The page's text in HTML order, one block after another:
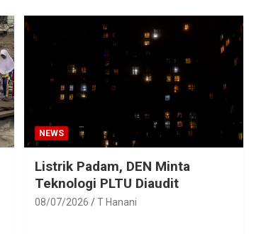
NEWS
Listrik Padam, DEN Minta
Teknologi PLTU Diaudit
08/07/2026 T Hanani